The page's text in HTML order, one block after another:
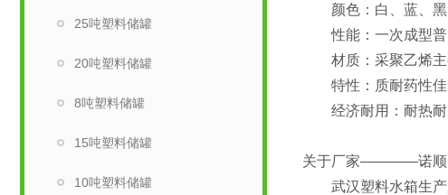
25吨塑料储罐
20吨塑料储罐
8吨塑料储罐
15吨塑料储罐
10吨塑料储罐
颜色：白、蓝、黑
性能：一次成型普
材质：采聚乙烯主
特性：质耐药性佳
经济耐用：耐热耐
关于厂家————诺顺
武汉塑料水箱生产